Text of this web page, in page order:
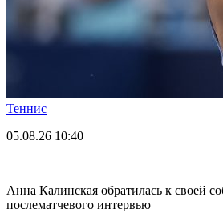
Теннис
05.08.26 10:40
Анна Калинская обратилась к своей
послематчевого интервью